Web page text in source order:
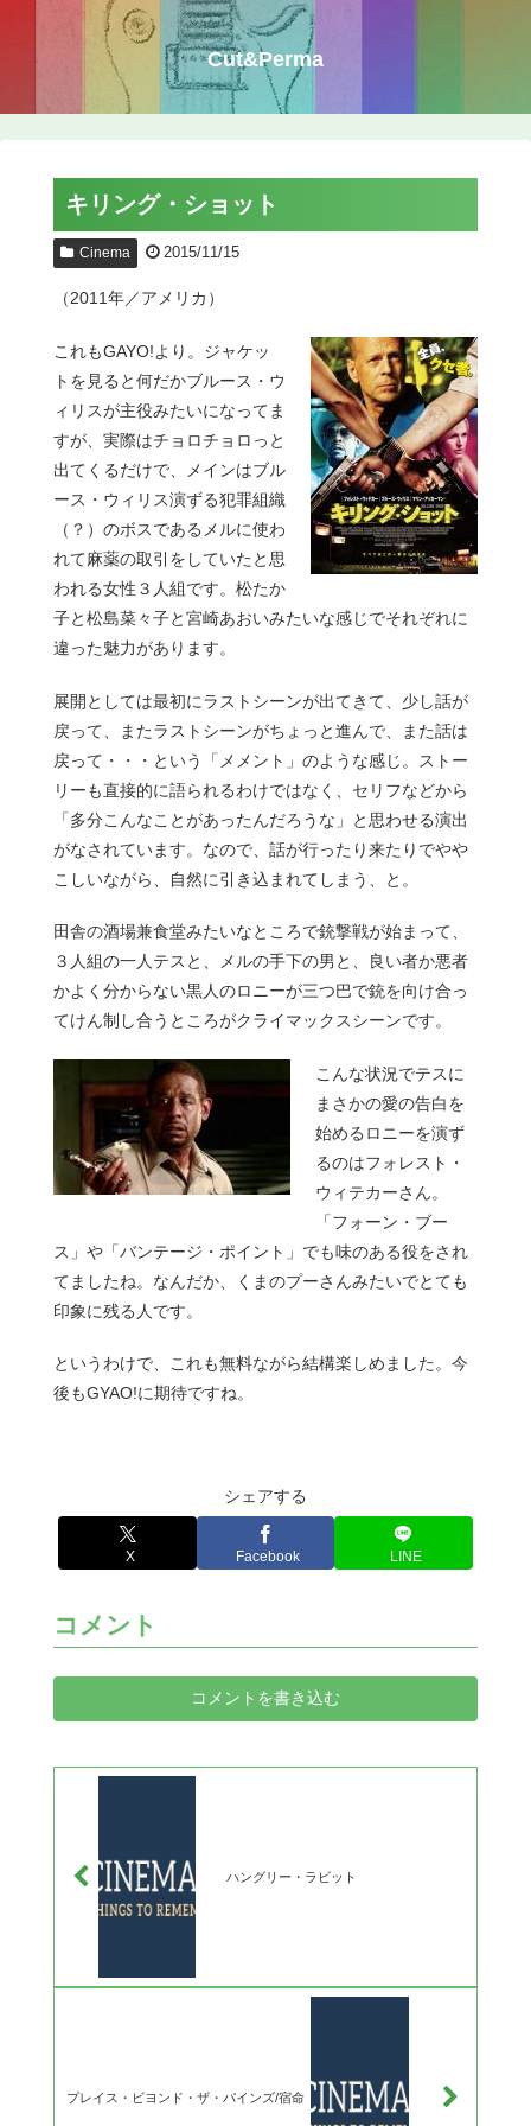
Cut&Perma
キリング・ショット
Cinema 2015/11/15
（2011年／アメリカ）
これもGAYO!より。ジャケッ
トを見ると何だかブルース・ウ
ィリスが主役みたいになってま
すが、実際はチョロチョロっと
出てくるだけで、メインはブル
ース・ウィリス演ずる犯罪組織
（？）のボスであるメルに使わ
れて麻薬の取引をしていたと思
われる女性３人組です。松たか
子と松島菜々子と宮崎あおいみたいな感じでそれぞれに
違った魅力があります。
展開としては最初にラストシーンが出てきて、少し話が
戻って、またラストシーンがちょっと進んで、また話は
戻って・・・という「メメント」のような感じ。ストー
リーも直接的に語られるわけではなく、セリフなどから
「多分こんなことがあったんだろうな」と思わせる演出
がなされています。なので、話が行ったり来たりでやや
こしいながら、自然に引き込まれてしまう、と。
田舎の酒場兼食堂みたいなところで銃撃戦が始まって、
３人組の一人テスと、メルの手下の男と、良い者か悪者
かよく分からない黒人のロニーが三つ巴で銃を向け合っ
てけん制し合うところがクライマックスシーンです。
こんな状況でテスに
まさかの愛の告白を
始めるロニーを演ず
るのはフォレスト・
ウィテカーさん。
「フォーン・ブー
ス」や「バンテージ・ポイント」でも味のある役をされ
てましたね。なんだか、くまのプーさんみたいでとても
印象に残る人です。
というわけで、これも無料ながら結構楽しめました。今
後もGYAO!に期待ですね。
シェアする
X Facebook LINE
コメント
コメントを書き込む
ハングリー・ラビット
プレイス・ビヨンド・ザ・パインズ/宿命